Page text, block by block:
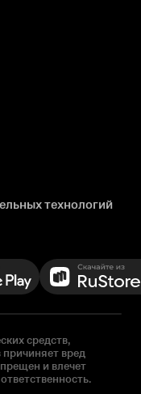
технологий
средств,
вред
и влечет